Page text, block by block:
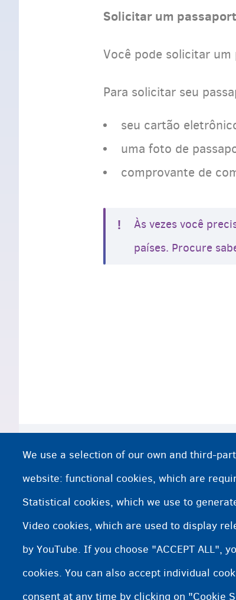
Solicitar um
Você pode solicitar
Para solicitar seu
seu cartão
uma foto de
comprovante de
Às vezes você
países. Procure
Balcões de retorno
Entre em contato com a
We use a selection of our own and third-
website: functional cookies, which are
Statistical cookies, which we use to
Video cookies, which are used to display
by YouTube. If you choose "ACCEPT ALL",
cookies. You can also accept individual
consent at any time by clicking on "Cookie